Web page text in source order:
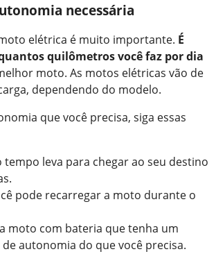
necessária
elétrica é muito importante. É
quilômetros você faz por dia
moto. As motos elétricas vão de
dependendo do modelo.
que você precisa, siga essas
tempo leva para chegar ao seu destino
pode recarregar a moto durante o
moto com bateria que tenha um
autonomia do que você precisa.